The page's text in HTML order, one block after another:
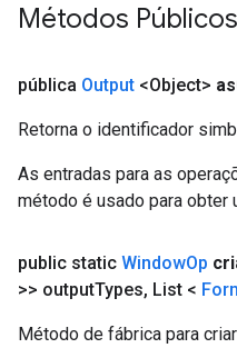
Métodos Públicos
pública Output <Object> as
Retorna o identificador
As entradas para as
método é usado para obter
public static WindowOp
>> outputTypes, List <
Método de fábrica para